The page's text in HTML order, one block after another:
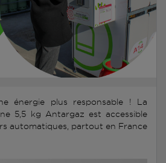
énergie plus responsable ! La
5,5 kg Antargaz est accessible
automatiques, partout en France